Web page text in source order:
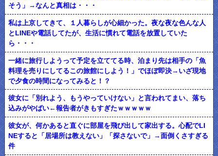
そう」→なんと真相は・・・
私は上京してきて、１人暮らしが心細かった。夜な夜な色んな人
とLINEや電話してたが、生活に慣れて電話を放置していた
ら・・・
一緒に旅行しようって予定を立ててる時、泊まり先は相手の「魚
料理を売りにしてるこの旅館にしよう！」でほぼ即決→いざ現地
で夕食の時間になってみると！？
彼女に「別れよう、もうやっていけない」と言われてまい、落ち
込みがやばい←報告者がきもすぎたｗｗｗｗｗ
彼女が、何かあると直ぐに部屋を飛び出して家出する。心配でLI
NEすると「居場所は教えない」「探さないで」→面倒くさすぎる
件